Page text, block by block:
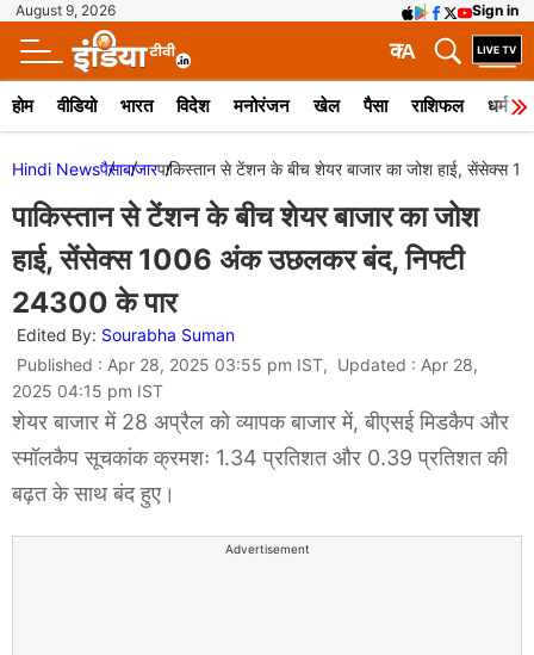
August 9, 2026 Sign in
A
क
होम वीडियो भारत विदेश मनोरंजन खेल पैसा राशिफल धर्म
Hindi Newsपैसाबाजारपाकिस्तान से टेंशन के बीच शेयर बाजार का जोश हाई, सेंसेक्स
पाकिस्तान से टेंशन के बीच शेयर बाजार का जोश
हाई, सेंसेक्स 1006 अंक उछलकर बंद, निफ्टी
24300 के पार
Edited By: Sourabha Suman
Published : Apr 28, 2025 03:55 pm IST, Updated : Apr 28,
2025 04:15 pm IST
शेयर बाजार में 28 अप्रैल को व्यापक बाजार में, बीएसई मिडकैप और
स्मॉलकैप सूचकांक क्रमशः 1.34 प्रतिशत और 0.39 प्रतिशत की
बढ़त के साथ बंद हुए।
Advertisement